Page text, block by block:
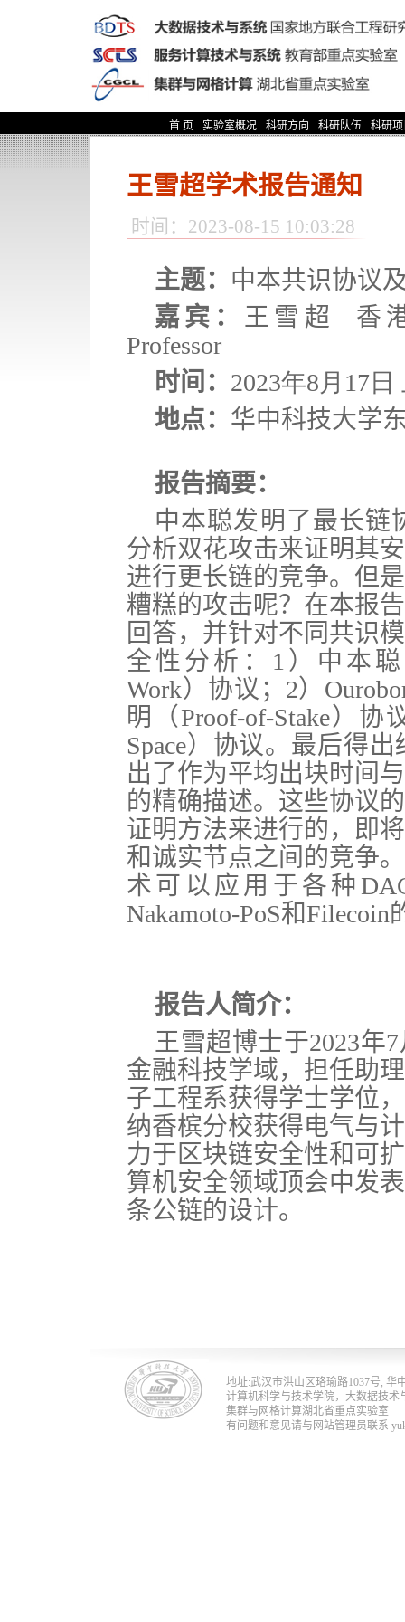
首 页 实验室概况 科研方向 科研队伍 科研
王雪超学术报告通知
时间：2023-08-15 10:03:28
主题： 中本共识协议
嘉宾： 王雪超 香
Professor
时间： 2023年8月17日
地点： 华中科技大学
报告摘要：
中本聪发明了最长链
分析双花攻击来证明其
进行更长链的竞争。但
糟糕的攻击呢？在本报
回答，并针对不同共识
全性分析：1）中本
Work）协议；2）
明（Proof-of-Stake）协
Space）协议。最后得
出了作为平均出块时间
的精确描述。这些协议
证明方法来进行的，即
和诚实节点之间的竞争
术可以应用于各种
Nakamoto-PoS和
报告人简介：
王雪超博士于2023年
金融科技学域，担任助
子工程系获得学士学位
纳香槟分校获得电气与
力于区块链安全性和可
算机安全领域顶会中发
条公链的设计。
地址:武汉市洪山区珞瑜路1037号, 华
计算机科学与技术学院，大数据技
集群与网格计算湖北省重点实验室
有问题和意见请与网站管理员联系